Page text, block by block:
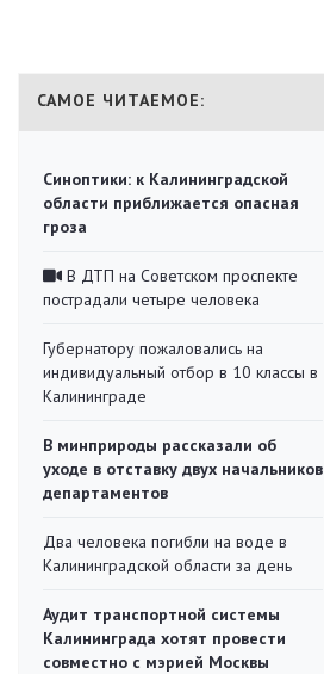
САМОЕ ЧИТАЕМОЕ:
Синоптики: к Калининградской
области приближается опасная
гроза
В ДТП на Советском проспекте
пострадали четыре человека
Губернатору пожаловались на
индивидуальный отбор в 10 классы в
Калининграде
В минприроды рассказали об
уходе в отставку двух начальников
департаментов
Два человека погибли на воде в
Калининградской области за день
Аудит транспортной системы
Калининграда хотят провести
совместно с мэрией Москвы